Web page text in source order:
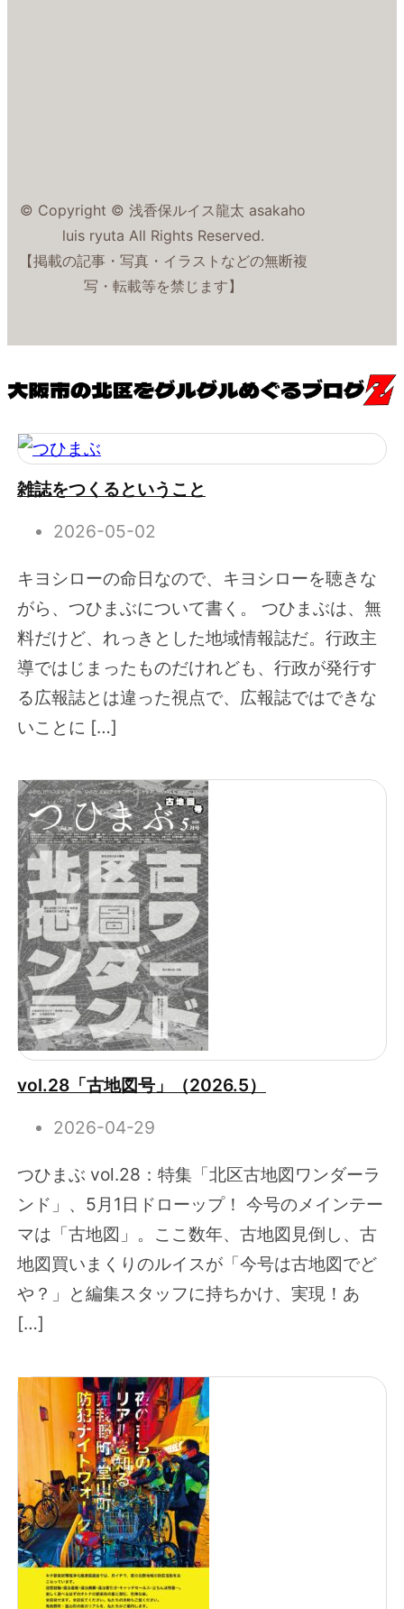
© Copyright © 浅香保ルイス龍太 asakaho
luis ryuta All Rights Reserved.
【掲載の記事・写真・イラストなどの無断複
写・転載等を禁じます】
雑誌をつくるということ
2026-05-02
キヨシローの命日なので、キヨシローを聴きな
がら、つひまぶについて書く。 つひまぶは、無
料だけど、れっきとした地域情報誌だ。行政主
導ではじまったものだけれども、行政が発行す
る広報誌とは違った視点で、広報誌ではできな
いことに […]
vol.28「古地図号」（2026.5）
2026-04-29
つひまぶ vol.28：特集「北区古地図ワンダーラ
ンド」、5月1日ドローップ！ 今号のメインテー
マは「古地図」。ここ数年、古地図見倒し、古
地図買いまくりのルイスが「今号は古地図でど
や？」と編集スタッフに持ちかけ、実現！あ
[…]